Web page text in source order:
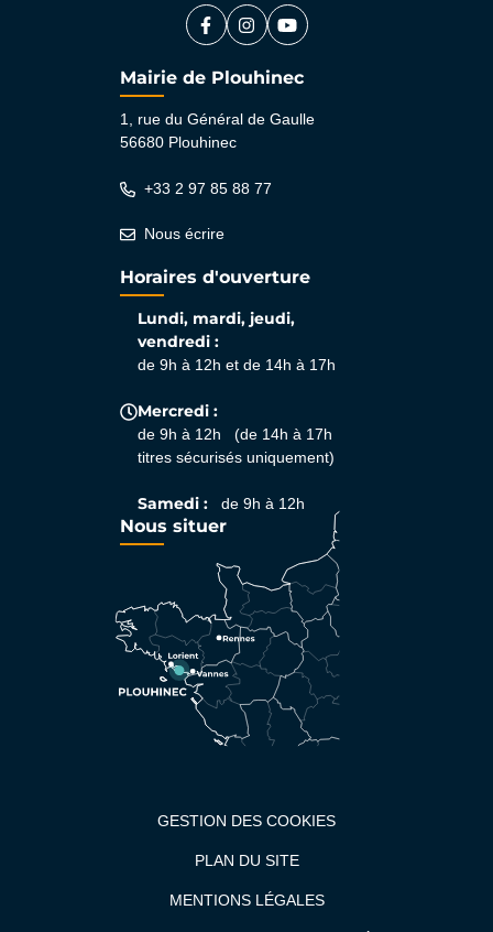
Facebook
(ouverture dans un nouvel onglet)
Instagram
(ouverture dans un nouvel
YouTube
(ouverture dans un
Mairie de Plouhinec
1, rue du Général de Gaulle
56680 Plouhinec
+33 2 97 85 88 77
Nous écrire
Horaires d'ouverture
Lundi, mardi, jeudi,
vendredi :
de 9h à 12h et de 14h à 17h
Mercredi :
de 9h à 12h (de 14h à 17h
titres sécurisés uniquement)
Samedi : de 9h à 12h
Nous situer
GESTION DES COOKIES
PLAN DU SITE
MENTIONS LÉGALES